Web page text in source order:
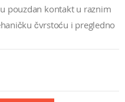
pouzdan kontakt u raznim
čvrstoću i pregledno